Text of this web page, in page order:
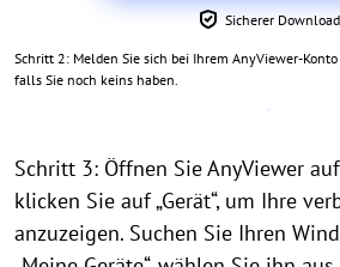
Sicherer Download
Schritt 2: Melden Sie sich bei Ihrem AnyViewer-
falls Sie noch keins haben.
Schritt 3: Öffnen Sie AnyViewer
klicken Sie auf „Gerät“, um Ihre
anzuzeigen. Suchen Sie Ihren